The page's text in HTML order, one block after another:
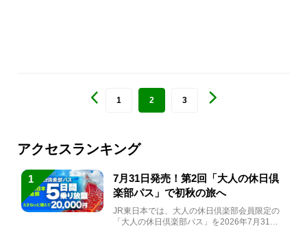
1 2 3
アクセスランキング
1
7月31日発売！第2回「大人の休日倶
楽部パス」で初秋の旅へ
JR東日本では、大人の休日倶楽部会員限定の
「大人の休日倶楽部パス」を2026年7月31日